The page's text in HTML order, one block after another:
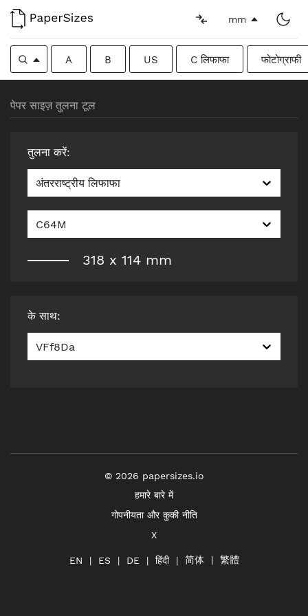
mm
A B US C लिफाफा फोटोग्राफी
पेपर साइज़ तुलना टूल
तुलना करें:
अंतरराष्ट्रीय लिफाफा
C64M
318 x 114 mm
के साथ:
VFf8Da
© 2026 papersizes.io
हमारे बारे में
गोपनीयता और कुकी नीति
X
EN ES DE हिंदी 简体 繁體